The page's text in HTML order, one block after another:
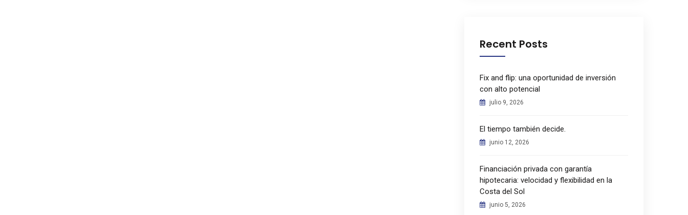
Recent Posts
Fix and flip: una oportunidad de inversión
con alto potencial
julio 9, 2026
El tiempo también decide.
junio 12, 2026
Financiación privada con garantía
hipotecaria: velocidad y flexibilidad en la
Costa del Sol
junio 5, 2026